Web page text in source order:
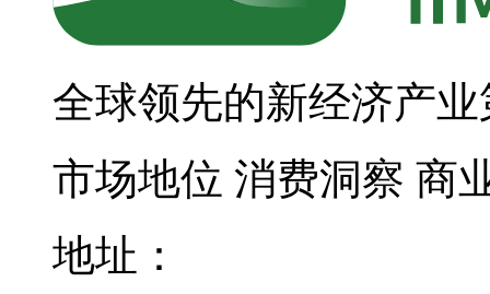
全球领先的新经济产
市场地位 消费洞察 商
地址：